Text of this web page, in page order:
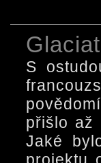
S
přišlo až
Jaké